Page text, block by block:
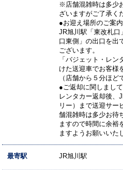
※店舗混雑時は多少
ざいますがご了承く
●お迎え場所のご案
JR旭川駅「東改札口
口東側」の出口を出
ございます。
「バジェット・レ
けた送迎車でお客様
（店舗から５分ほど
●ご返却に関しまし
レンタカー返却後、
リー）まで送迎サー
舗混雑時は多少お待
ますので時間に余裕
ますようお願いいた
最寄駅 JR旭川駅